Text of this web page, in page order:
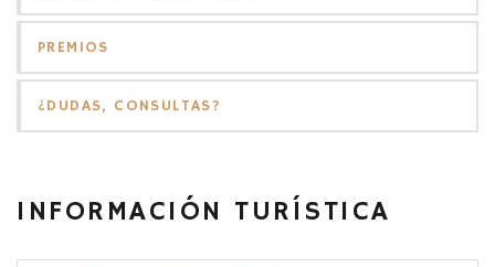
PREMIOS
¿DUDAS, CONSULTAS?
INFORMACIÓN TURÍSTICA